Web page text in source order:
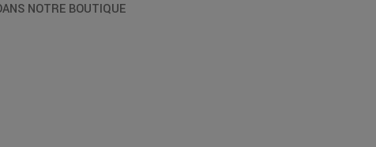
NOTRE BOUTIQUE